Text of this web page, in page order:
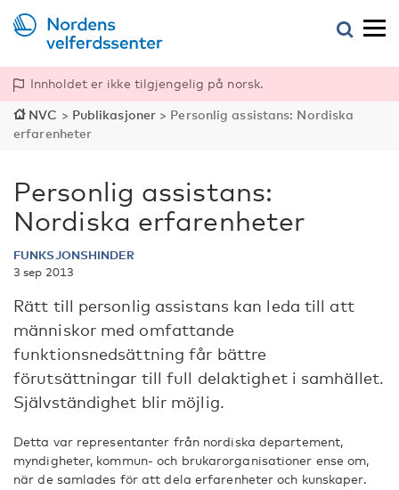
Innholdet er ikke tilgjengelig på norsk.
NVC > Publikasjoner > Personlig assistans: Nordiska
erfarenheter
Personlig assistans:
Nordiska erfarenheter
FUNKSJONSHINDER
3 sep 2013
Rätt till personlig assistans kan leda till att
människor med omfattande
funktionsnedsättning får bättre
förutsättningar till full delaktighet i samhället.
Självständighet blir möjlig.
Detta var representanter från nordiska departement,
myndigheter, kommun- och brukarorganisationer ense om,
när de samlades för att dela erfarenheter och kunskaper.